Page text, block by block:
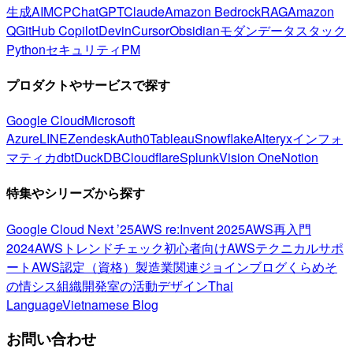
生成AIMCPChatGPTClaudeAmazon BedrockRAGAmazon
QGitHub CopilotDevinCursorObsidianモダンデータスタック
PythonセキュリティPM
プロダクトやサービスで探す
Google CloudMicrosoft
AzureLINEZendeskAuth0TableauSnowflakeAlteryxインフォ
マティカdbtDuckDBCloudflareSplunkVision OneNotion
特集やシリーズから探す
Google Cloud Next ’25AWS re:Invent 2025AWS再入門
2024AWSトレンドチェック初心者向けAWSテクニカルサポ
ートAWS認定（資格） 製造業関連ジョインブログくらめそ
の情シス組織開発室の活動デザインThai
LanguageVietnamese Blog
お問い合わせ